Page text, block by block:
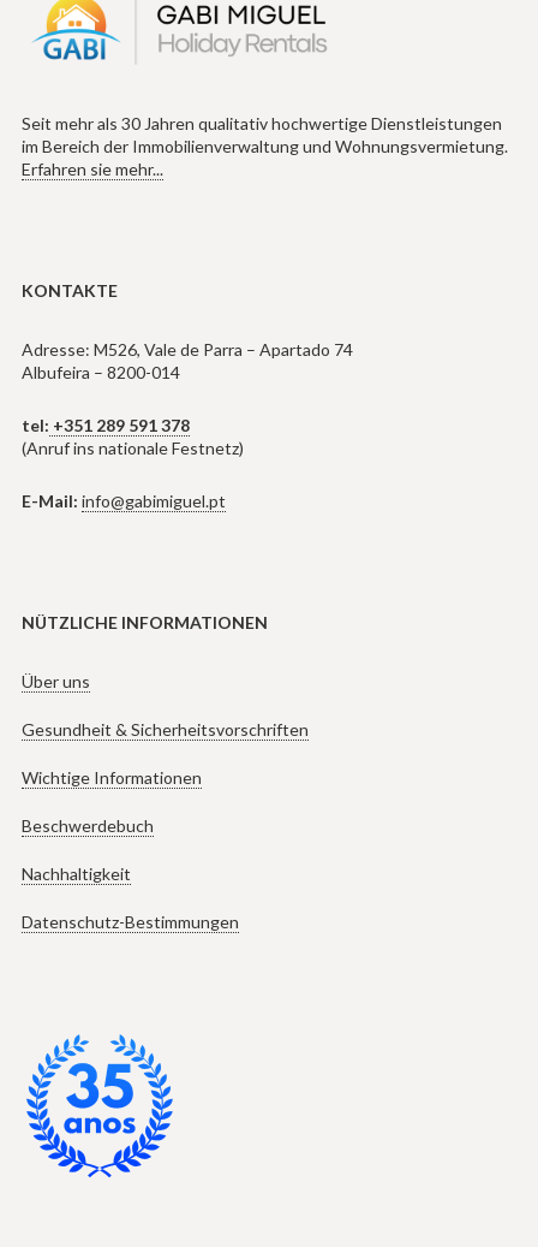
Seit mehr als 30 Jahren qualitativ hochwertige Dienstleistungen
im Bereich der Immobilienverwaltung und Wohnungsvermietung.
Erfahren sie mehr...
KONTAKTE
Adresse: M526, Vale de Parra – Apartado 74
Albufeira – 8200-014
tel: +351 289 591 378
(Anruf ins nationale Festnetz)
E-Mail: info@gabimiguel.pt
NÜTZLICHE INFORMATIONEN
Über uns
Gesundheit & Sicherheitsvorschriften
Wichtige Informationen
Beschwerdebuch
Nachhaltigkeit
Datenschutz-Bestimmungen